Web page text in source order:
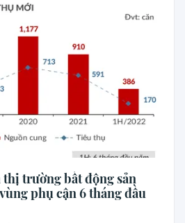
thị trường bất động sản
phụ cận 6 tháng đầu